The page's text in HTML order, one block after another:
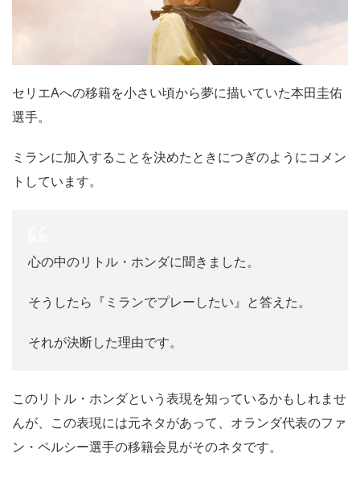
セリエAへの移籍を小さい頃から夢に描いていた本田圭佑
選手。
ミランに加入することを決めたときにつぎのようにコメン
トしています。
心の中のリトル・ホンダに聞きました。
そうしたら『ミランでプレーしたい』と答えた。
それが決断した理由です。
このリトル・ホンダという表現を知っているかもしれませ
んが、この表現には元ネタがあって、オランダ代表のファ
ン・ペルシー選手の移籍会見がそのネタです。